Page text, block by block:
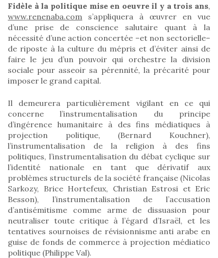
Fidèle à la politique mise en oeuvre il y a trois ans,
www.renenaba.com s’appliquera à œuvrer en vue
d’une prise de conscience salutaire quant à la
nécessité d’une action concertée –et non sectorielle–
de riposte à la culture du mépris et d’éviter ainsi de
faire le jeu d’un pouvoir qui orchestre la division
sociale pour asseoir sa pérennité, la précarité pour
imposer le grand capital.
Il demeurera particulièrement vigilant en ce qui
concerne l’instrumentalisation du principe
d’ingérence humanitaire à des fins médiatiques à
projection politique, (Bernard Kouchner),
l’instrumentalisation de la religion à des fins
politiques, l’instrumentalisation du débat cyclique sur
l’identité nationale en tant que dérivatif aux
problèmes structurels de la société française (Nicolas
Sarkozy, Brice Hortefeux, Christian Estrosi et Eric
Besson), l’instrumentalisation de l’accusation
d’antisémitisme comme arme de dissuasion pour
neutraliser toute critique à l’égard d’Israël, et les
tentatives sournoises de révisionnisme anti arabe en
guise de fonds de commerce à projection médiatico
politique (Philippe Val).